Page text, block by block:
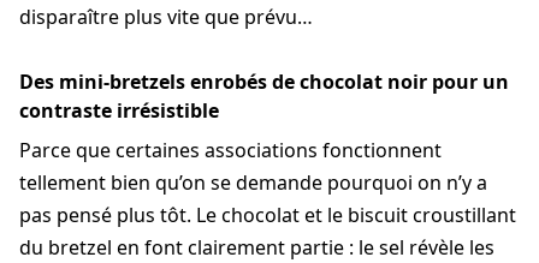
disparaître plus vite que prévu…
Des mini-bretzels enrobés de chocolat noir pour un
contraste irrésistible
Parce que certaines associations fonctionnent
tellement bien qu’on se demande pourquoi on n’y a
pas pensé plus tôt. Le chocolat et le biscuit croustillant
du bretzel en font clairement partie : le sel révèle les